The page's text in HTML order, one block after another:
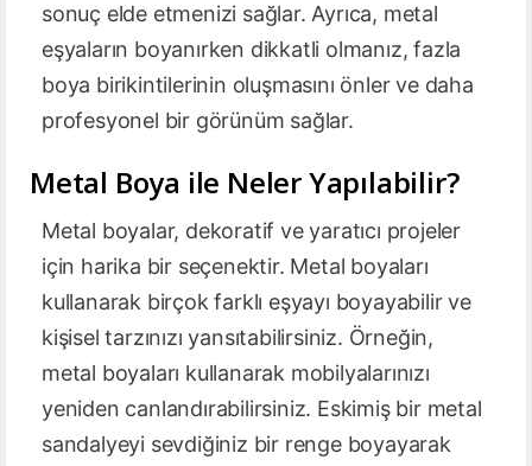
sonuç elde etmenizi sağlar. Ayrıca, metal
eşyaların boyanırken dikkatli olmanız, fazla
boya birikintilerinin oluşmasını önler ve daha
profesyonel bir görünüm sağlar.
Metal Boya ile Neler Yapılabilir?
Metal boyalar, dekoratif ve yaratıcı projeler
için harika bir seçenektir. Metal boyaları
kullanarak birçok farklı eşyayı boyayabilir ve
kişisel tarzınızı yansıtabilirsiniz. Örneğin,
metal boyaları kullanarak mobilyalarınızı
yeniden canlandırabilirsiniz. Eskimiş bir metal
sandalyeyi sevdiğiniz bir renge boyayarak